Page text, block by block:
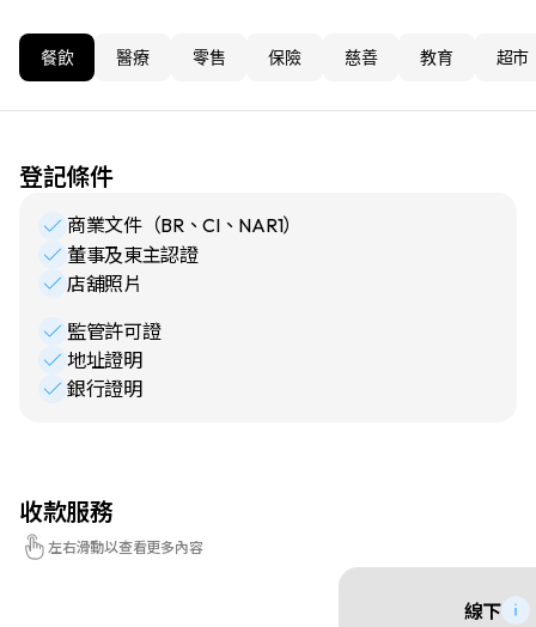
餐飲 醫療 零售 保險 慈善 教育 超市
登記條件
商業文件（BR、CI、NAR1）
董事及東主認證
店舖照片
監管許可證
地址證明
銀行證明
收款服務
左右滑動以查看更多內容
線下